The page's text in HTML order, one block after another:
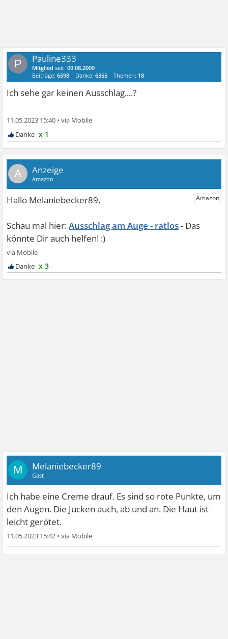
P Pauline333
Mitglied seit:09.08.2009
Beiträge:6598 Danke:6355 Themen: 18
Ich sehe gar keinen Ausschlag....?
11.05.2023 15:40 •
x 1
A
Ausschlag am Auge - ratlos
x 3
M Melaniebecker89
Gast
Ich habe eine Creme drauf. Es sind so rote Punkte, um
den Augen. Die Jucken auch, ab und an. Die Haut ist
leicht gerötet.
11.05.2023 15:42 •